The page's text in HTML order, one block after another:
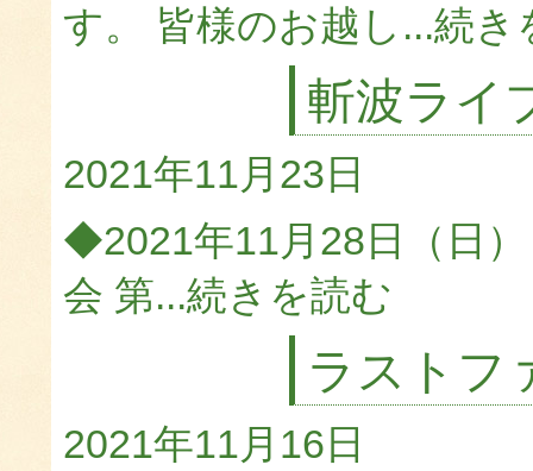
す。 皆様のお越し...続き
斬波ライ
2021年11月23日
◆2021年11月28日（日
会 第...続きを読む
ラストフ
2021年11月16日